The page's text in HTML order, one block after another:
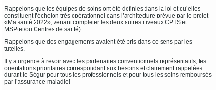
Rappelons que les équipes de soins ont été définies dans la loi et qu’elles
constituent l’échelon très opérationnel dans l’architecture prévue par le projet
«Ma santé 2022», venant compléter les deux autres niveaux CPTS et
MSP(et/ou Centres de santé).
Rappelons que des engagements avaient été pris dans ce sens par les
tutelles.
Il y a urgence à revoir avec les partenaires conventionnels représentatifs, les
orientations prioritaires correspondant aux besoins et clairement rappelées
durant le Ségur pour tous les professionnels et pour tous les soins remboursés
par l’assurance-maladie!